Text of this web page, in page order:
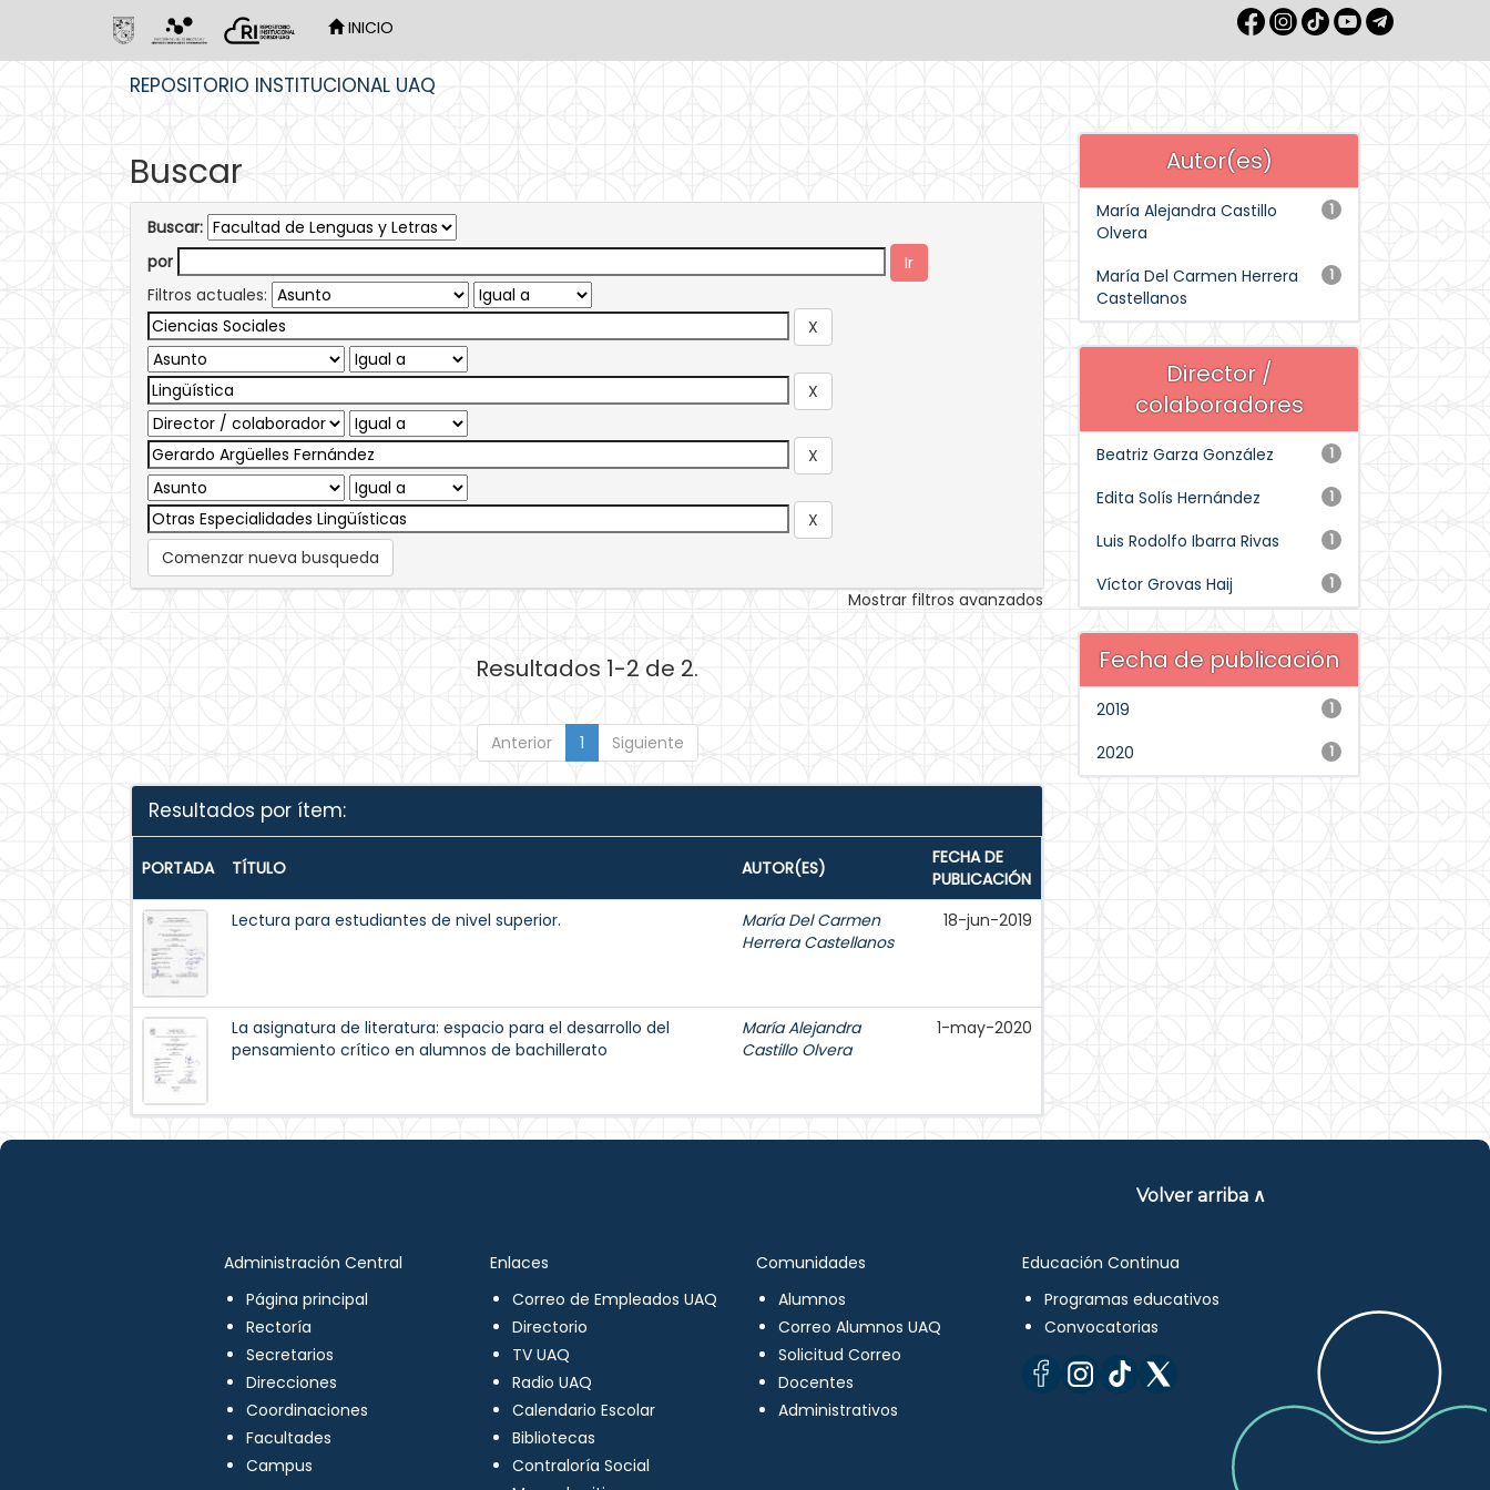
INICIO
REPOSITORIO INSTITUCIONAL UAQ
Buscar
Buscar:
por
Filtros actuales:
Comenzar nueva busqueda
Mostrar filtros avanzados
Resultados 1-2 de 2.
Anterior 1 Siguiente
Resultados por ítem:
PORTADA TÍTULO AUTOR(ES)
FECHA DE
PUBLICACIÓN
Lectura para estudiantes de nivel superior.
María Del Carmen
Herrera Castellanos
18-jun-2019
La asignatura de literatura: espacio para el desarrollo del
pensamiento crítico en alumnos de bachillerato
María Alejandra
Castillo Olvera
1-may-2020
Autor(es)
1
María Alejandra Castillo
Olvera
1
María Del Carmen Herrera
Castellanos
Director /
colaboradores
1
Beatriz Garza González
1
Edita Solís Hernández
1
Luis Rodolfo Ibarra Rivas
1
Víctor Grovas Haij
Fecha de publicación
1
2019
1
2020
Volver arriba ∧
Administración Central
Página principal
Rectoría
Secretarios
Direcciones
Coordinaciones
Facultades
Campus
Enlaces
Correo de Empleados UAQ
Directorio
TV UAQ
Radio UAQ
Calendario Escolar
Bibliotecas
Contraloría Social
Comunidades
Alumnos
Correo Alumnos UAQ
Solicitud Correo
Docentes
Administrativos
Educación Continua
Programas educativos
Convocatorias